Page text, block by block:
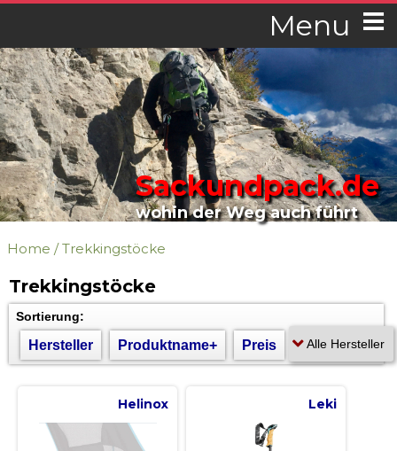
Menu
Sackundpack.de
wohin der Weg auch führt
Home /Trekkingstöcke
Trekkingstöcke
Sortierung:
Hersteller Produktname+ Preis
Helinox Leki